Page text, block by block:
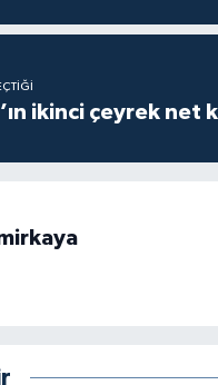
ikinci çeyrek net